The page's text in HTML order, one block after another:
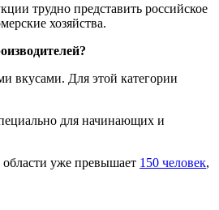
трудно представить российское
хозяйства.
вкусами. Для этой категории
для начинающих и
области уже превышает 150 человек,